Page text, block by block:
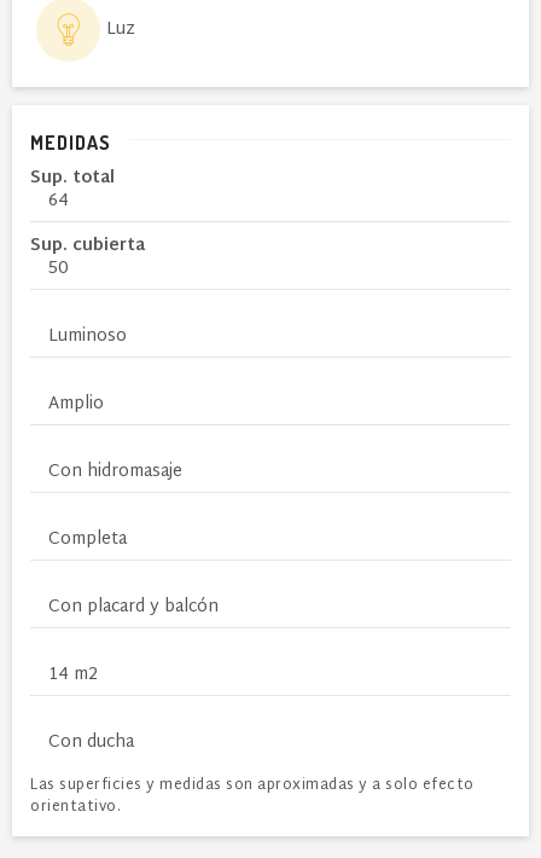
Luz
MEDIDAS
Sup. total
64
Sup. cubierta
50
Luminoso
Amplio
Con hidromasaje
Completa
Con placard y balcón
14 m2
Con ducha
Las superficies y medidas son aproximadas y a solo efecto
orientativo.